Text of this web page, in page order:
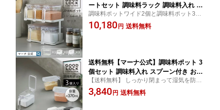
ートセット 調味料ラック 調味料入れ お
しゃれ 使いやすい スプーン付き 大さじ
小さじ ラベルシール 密閉 保存容器 塩
調味料ポットワイド2個と調味料ポット3個
を、ぴったり収まる調味料ラックとセット
にしました。
10,180 円 送料無料
送料無料【マーナ公式】調味料ポット 3
個セット 調味料入れ スプーン付き おし
ゃれ 使いやすい 調味料ケース 密閉 保
存容器 塩 砂糖入れ 片手 パッキン 小さ
【送料無料】 しっかり閉まって湿気を防
ぎ、ワンタッチで開く調味料ポットの3個セ
ットく調味料入れ 塩ケース ワンタッチオー
3,840 円 送料無料